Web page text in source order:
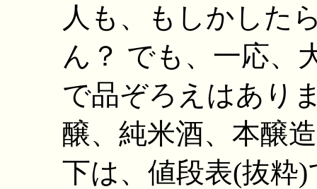
人も、もしかした
ん？ でも、一応、
で品ぞろえはあり
醸、純米酒、本醸
下は、値段表(抜粋